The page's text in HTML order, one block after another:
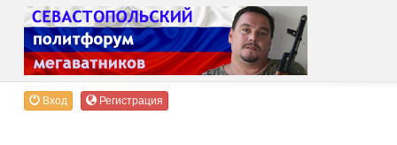
Вход Регистрация